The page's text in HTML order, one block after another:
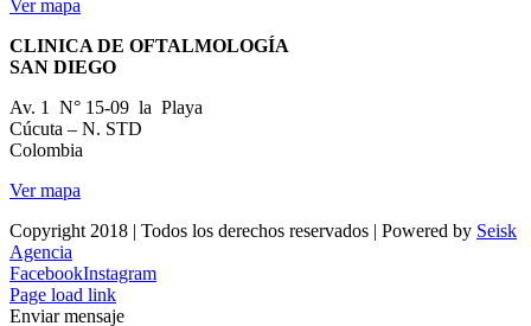
Ver mapa
CLINICA DE OFTALMOLOGÍA
SAN DIEGO
Av. 1 N° 15-09 la Playa
Cúcuta – N. STD
Colombia
Ver mapa
Copyright 2018 | Todos los derechos reservados | Powered by Seisk
Agencia
FacebookInstagram
Page load link
Enviar mensaje